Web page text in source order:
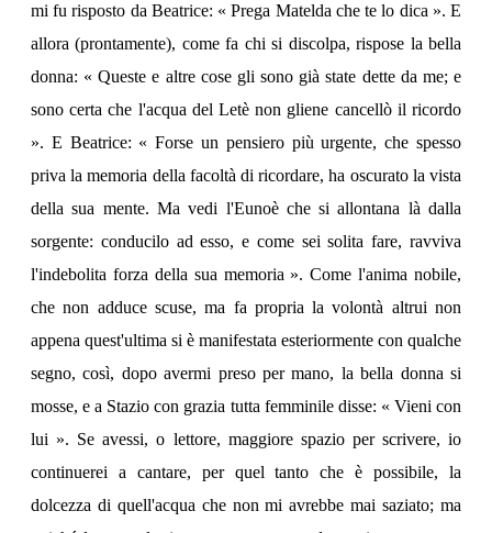
mi fu risposto da Beatrice: « Prega Matelda che te lo dica ». E
allora (prontamente), come fa chi si discolpa, rispose la bella
donna: « Queste e altre cose gli sono già state dette da me; e
sono certa che l'acqua del Letè non gliene cancellò il ricordo
». E Beatrice: « Forse un pensiero più urgente, che spesso
priva la memoria della facoltà di ricordare, ha oscurato la vista
della sua mente. Ma vedi l'Eunoè che si allontana là dalla
sorgente: conducilo ad esso, e come sei solita fare, ravviva
l'indebolita forza della sua memoria ». Come l'anima nobile,
che non adduce scuse, ma fa propria la volontà altrui non
appena quest'ultima si è manifestata esteriormente con qualche
segno, così, dopo avermi preso per mano, la bella donna si
mosse, e a Stazio con grazia tutta femminile disse: « Vieni con
lui ». Se avessi, o lettore, maggiore spazio per scrivere, io
continuerei a cantare, per quel tanto che è possibile, la
dolcezza di quell'acqua che non mi avrebbe mai saziato; ma